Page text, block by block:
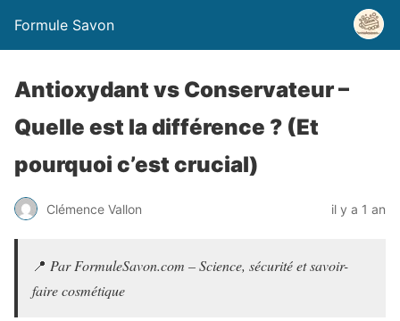
Formule Savon
Antioxydant vs Conservateur –
Quelle est la différence ? (Et
pourquoi c’est crucial)
Clémence Vallon il y a 1 an
📍 Par FormuleSavon.com – Science, sécurité et savoir-
faire cosmétique